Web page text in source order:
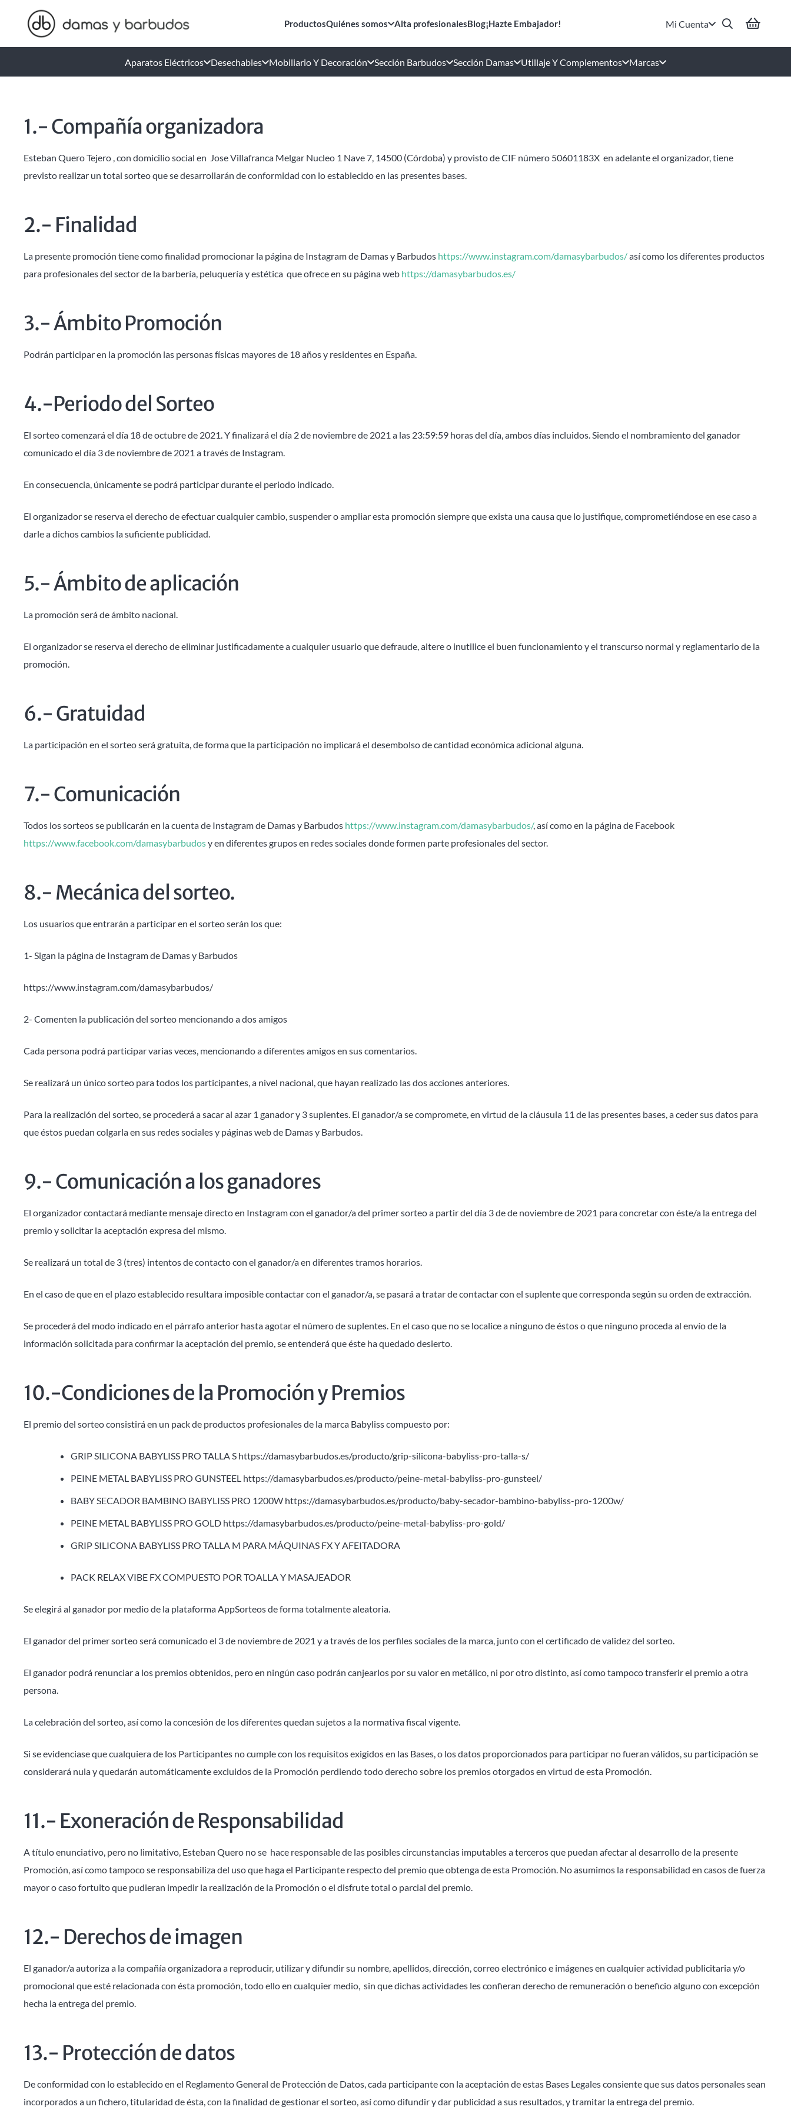
ProductosQuiénes somos Alta profesionalesBlog¡Hazte Embajador! Mi Cuenta
Aparatos Eléctricos Desechables Mobiliario Y Decoración Sección Barbudos Sección Damas Utillaje Y Complementos Marcas
1.- Compañía organizadora
Esteban Quero Tejero , con domicilio social en Jose Villafranca Melgar Nucleo 1 Nave 7, 14500 (Córdoba) y provisto de CIF número 50601183X en adelante el organizador, tiene
previsto realizar un total sorteo que se desarrollarán de conformidad con lo establecido en las presentes bases.
2.- Finalidad
La presente promoción tiene como finalidad promocionar la página de Instagram de Damas y Barbudos https://www.instagram.com/damasybarbudos/así como los diferentes productos
para profesionales del sector de la barbería, peluquería y estética que ofrece en su página web https://damasybarbudos.es/
3.- Ámbito Promoción
Podrán participar en la promoción las personas físicas mayores de 18 años y residentes en España.
4.-Periodo del Sorteo
El sorteo comenzará el día 18 de octubre de 2021. Y finalizará el día 2 de noviembre de 2021 a las 23:59:59 horas del día, ambos días incluidos. Siendo el nombramiento del ganador
comunicado el día 3 de noviembre de 2021 a través de Instagram.
En consecuencia, únicamente se podrá participar durante el periodo indicado.
El organizador se reserva el derecho de efectuar cualquier cambio, suspender o ampliar esta promoción siempre que exista una causa que lo justifique, comprometiéndose en ese caso a
darle a dichos cambios la suficiente publicidad.
5.- Ámbito de aplicación
La promoción será de ámbito nacional.
El organizador se reserva el derecho de eliminar justificadamente a cualquier usuario que defraude, altere o inutilice el buen funcionamiento y el transcurso normal y reglamentario de la
promoción.
6.- Gratuidad
La participación en el sorteo será gratuita, de forma que la participación no implicará el desembolso de cantidad económica adicional alguna.
7.- Comunicación
Todos los sorteos se publicarán en la cuenta de Instagram de Damas y Barbudos https://www.instagram.com/damasybarbudos/, así como en la página de Facebook
https://www.facebook.com/damasybarbudosy en diferentes grupos en redes sociales donde formen parte profesionales del sector.
8.- Mecánica del sorteo.
Los usuarios que entrarán a participar en el sorteo serán los que:
1- Sigan la página de Instagram de Damas y Barbudos
https://www.instagram.com/damasybarbudos/
2- Comenten la publicación del sorteo mencionando a dos amigos
Cada persona podrá participar varias veces, mencionando a diferentes amigos en sus comentarios.
Se realizará un único sorteo para todos los participantes, a nivel nacional, que hayan realizado las dos acciones anteriores.
Para la realización del sorteo, se procederá a sacar al azar 1 ganador y 3 suplentes. El ganador/a se compromete, en virtud de la cláusula 11 de las presentes bases, a ceder sus datos para
que éstos puedan colgarla en sus redes sociales y páginas web de Damas y Barbudos.
9.- Comunicación a los ganadores
El organizador contactará mediante mensaje directo en Instagram con el ganador/a del primer sorteo a partir del día 3 de de noviembre de 2021 para concretar con éste/a la entrega del
premio y solicitar la aceptación expresa del mismo.
Se realizará un total de 3 (tres) intentos de contacto con el ganador/a en diferentes tramos horarios.
En el caso de que en el plazo establecido resultara imposible contactar con el ganador/a, se pasará a tratar de contactar con el suplente que corresponda según su orden de extracción.
Se procederá del modo indicado en el párrafo anterior hasta agotar el número de suplentes. En el caso que no se localice a ninguno de éstos o que ninguno proceda al envío de la
información solicitada para confirmar la aceptación del premio, se entenderá que éste ha quedado desierto.
10.-Condiciones de la Promoción y Premios
El premio del sorteo consistirá en un pack de productos profesionales de la marca Babyliss compuesto por:
GRIP SILICONA BABYLISS PRO TALLA S https://damasybarbudos.es/producto/grip-silicona-babyliss-pro-talla-s/
PEINE METAL BABYLISS PRO GUNSTEEL https://damasybarbudos.es/producto/peine-metal-babyliss-pro-gunsteel/
BABY SECADOR BAMBINO BABYLISS PRO 1200W https://damasybarbudos.es/producto/baby-secador-bambino-babyliss-pro-1200w/
PEINE METAL BABYLISS PRO GOLD https://damasybarbudos.es/producto/peine-metal-babyliss-pro-gold/
GRIP SILICONA BABYLISS PRO TALLA M PARA MÁQUINAS FX Y AFEITADORA
PACK RELAX VIBE FX COMPUESTO POR TOALLA Y MASAJEADOR
Se elegirá al ganador por medio de la plataforma AppSorteos de forma totalmente aleatoria.
El ganador del primer sorteo será comunicado el 3 de noviembre de 2021 y a través de los perfiles sociales de la marca, junto con el certificado de validez del sorteo.
El ganador podrá renunciar a los premios obtenidos, pero en ningún caso podrán canjearlos por su valor en metálico, ni por otro distinto, así como tampoco transferir el premio a otra
persona.
La celebración del sorteo, así como la concesión de los diferentes quedan sujetos a la normativa fiscal vigente.
Si se evidenciase que cualquiera de los Participantes no cumple con los requisitos exigidos en las Bases, o los datos proporcionados para participar no fueran válidos, su participación se
considerará nula y quedarán automáticamente excluidos de la Promoción perdiendo todo derecho sobre los premios otorgados en virtud de esta Promoción.
11.- Exoneración de Responsabilidad
A título enunciativo, pero no limitativo, Esteban Quero no se hace responsable de las posibles circunstancias imputables a terceros que puedan afectar al desarrollo de la presente
Promoción, así como tampoco se responsabiliza del uso que haga el Participante respecto del premio que obtenga de esta Promoción. No asumimos la responsabilidad en casos de fuerza
mayor o caso fortuito que pudieran impedir la realización de la Promoción o el disfrute total o parcial del premio.
12.- Derechos de imagen
El ganador/a autoriza a la compañía organizadora a reproducir, utilizar y difundir su nombre, apellidos, dirección, correo electrónico e imágenes en cualquier actividad publicitaria y/o
promocional que esté relacionada con ésta promoción, todo ello en cualquier medio, sin que dichas actividades les confieran derecho de remuneración o beneficio alguno con excepción
hecha la entrega del premio.
13.- Protección de datos
De conformidad con lo establecido en el Reglamento General de Protección de Datos, cada participante con la aceptación de estas Bases Legales consiente que sus datos personales sean
incorporados a un fichero, titularidad de ésta, con la finalidad de gestionar el sorteo, así como difundir y dar publicidad a sus resultados, y tramitar la entrega del premio.